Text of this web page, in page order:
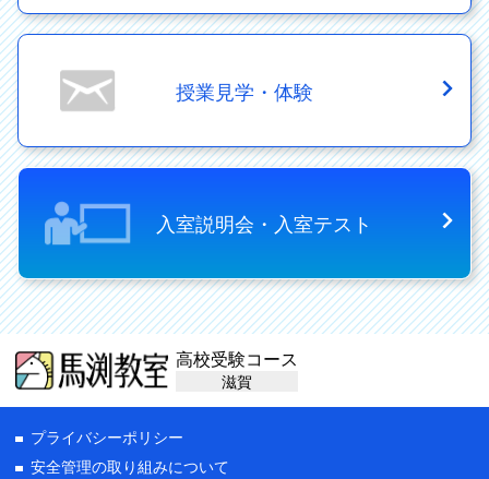
授業見学・体験
入室説明会・入室テスト
高校受験コース
滋賀
プライバシーポリシー
安全管理の取り組みについて